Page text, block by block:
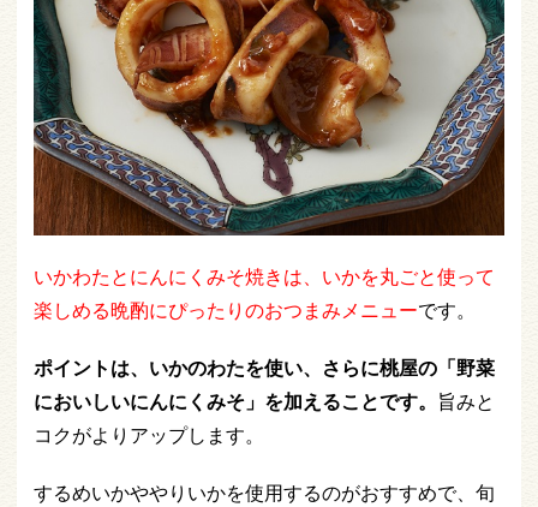
いかわたとにんにくみそ焼きは、いかを丸ごと使って
楽しめる晩酌にぴったりのおつまみメニューです。
ポイントは、いかのわたを使い、さらに桃屋の「野菜
においしいにんにくみそ」を加えることです。 旨みと
コクがよりアップします。
するめいかややりいかを使用するのがおすすめで、旬